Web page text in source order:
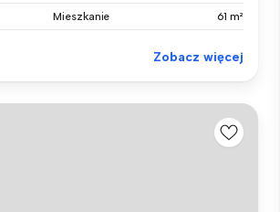
Mieszkanie 61 m²
Zobacz więcej